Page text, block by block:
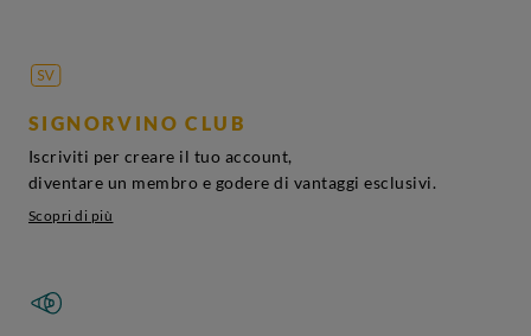
SIGNORVINO CLUB
Iscriviti per creare il tuo account,
diventare un membro e godere di vantaggi esclusivi.
Scopri di più